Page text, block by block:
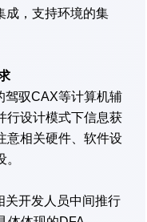
成，支持环境的集
驾驭CAX等计算机辅
行设计模式下信息获
意相关硬件、软件设
关开发人员中间推行